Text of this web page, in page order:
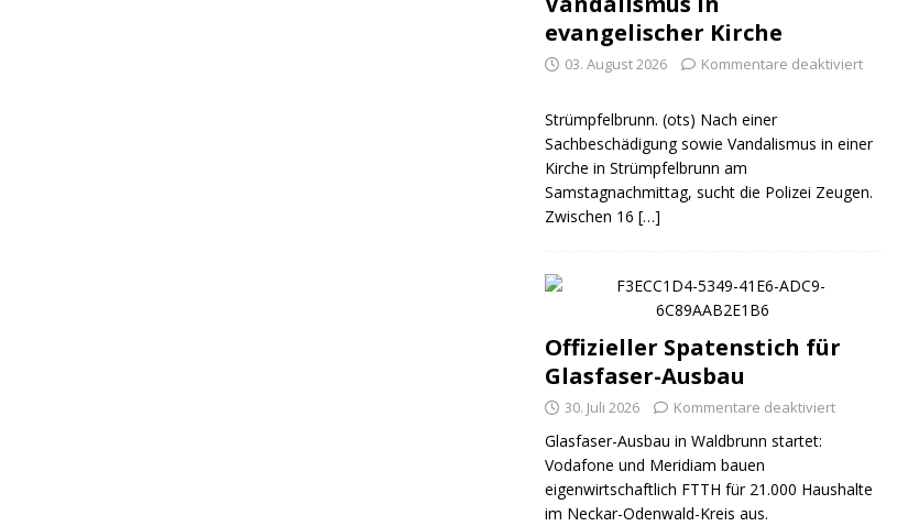
evangelischer Kirche
03. August 2026 Kommentare deaktiviert
Strümpfelbrunn. (ots) Nach einer
Sachbeschädigung sowie Vandalismus in einer
Kirche in Strümpfelbrunn am
Samstagnachmittag, sucht die Polizei Zeugen.
Zwischen 16 […]
Offizieller Spatenstich für
Glasfaser-Ausbau
30. Juli 2026 Kommentare deaktiviert
Glasfaser-Ausbau in Waldbrunn startet:
Vodafone und Meridiam bauen
eigenwirtschaftlich FTTH für 21.000 Haushalte
im Neckar-Odenwald-Kreis aus.